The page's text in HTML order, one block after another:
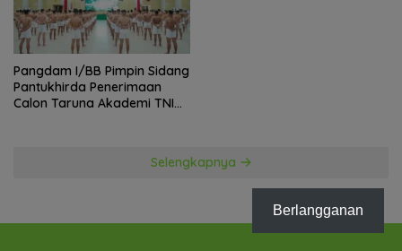
Pangdam I/BB Pimpin Sidang
Pantukhirda Penerimaan
Calon Taruna Akademi TNI
Selengkapnya
Berlangganan